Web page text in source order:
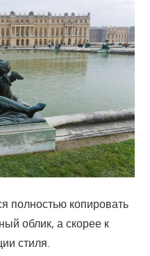
полностью копировать
облик, а скорее к
стиля.